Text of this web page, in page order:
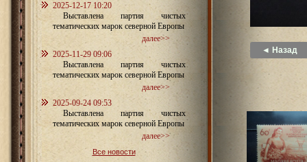
2025-12-17 10:20
Выставлена партия чистых
тематических марок северной Европы
далее>>
2025-11-29 09:06
Выставлена партия чистых
тематических марок северной Европы
далее>>
2025-09-24 09:53
Выставлена партия чистых
тематических марок северной Европы
далее>>
Все новости
◄ Назад